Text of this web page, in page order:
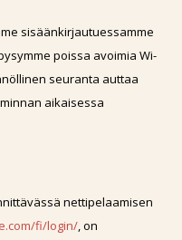
sisäänkirjautuessamme
poissa avoimia Wi-
seuranta auttaa
aikaisessa
nettipelaamisen
fi/login/, on